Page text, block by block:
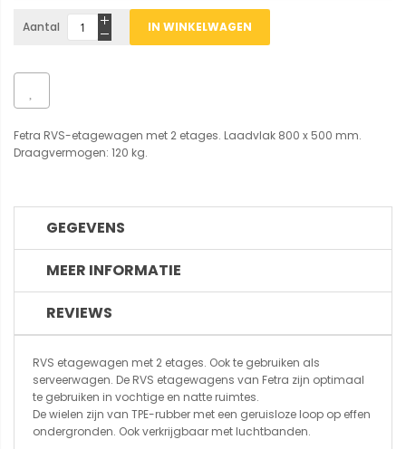
Aantal IN WINKELWAGEN
Fetra RVS-etagewagen met 2 etages. Laadvlak 800 x 500 mm.
Draagvermogen: 120 kg.
GEGEVENS
MEER INFORMATIE
REVIEWS
RVS etagewagen met 2 etages. Ook te gebruiken als
serveerwagen. De RVS etagewagens van Fetra zijn optimaal
te gebruiken in vochtige en natte ruimtes.
De wielen zijn van TPE-rubber met een geruisloze loop op effen
ondergronden. Ook verkrijgbaar met luchtbanden.